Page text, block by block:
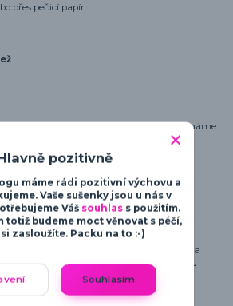
přes pečicí papír.
menší velikost nebo jinou barvu, než máme
👌
tak, aby zdůraznily osobnost a
a moderních designů po vtipné a
co potřebuješ pro vyjádření své lásky ke
pozitivně
máme rádi pozitivní výchovu a
Vaše sušenky jsou u nás v
Váš souhlass použitím.
totiž budeme moct věnovat s péčí,
zasloužíte. Packu na to :-)
Souhlasím